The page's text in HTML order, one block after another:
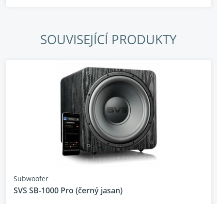
SOUVISEJÍCÍ PRODUKTY
Subwoofer
SVS SB-1000 Pro (černý jasan)